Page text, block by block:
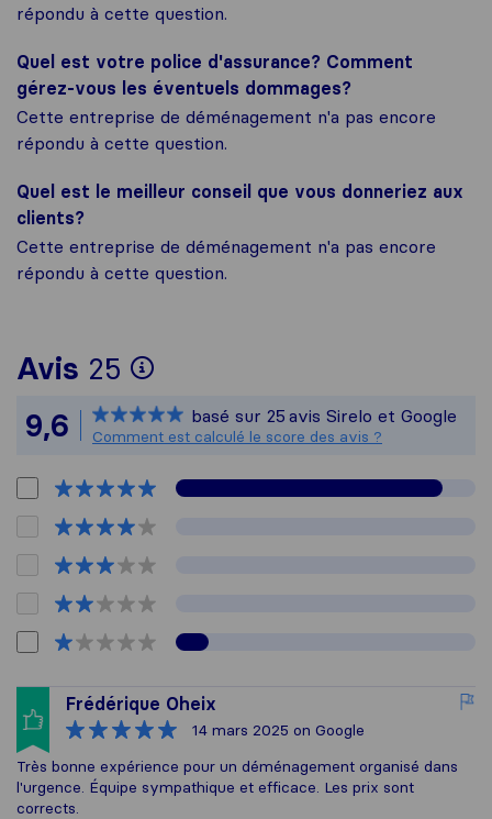
répondu à cette question.
Quel est votre police d'assurance? Comment
gérez-vous les éventuels dommages?
Cette entreprise de déménagement n'a pas encore
répondu à cette question.
Quel est le meilleur conseil que vous donneriez aux
clients?
Cette entreprise de déménagement n'a pas encore
répondu à cette question.
Avis 25
Pour vous donner une
Sirelo n'est pas
Tous les avis recueillis
9,6 basé sur 25 avis Sirelo et Google
Comment est calculé le score des avis ?
Frédérique Oheix
14 mars 2025 on Google
Très bonne expérience pour un déménagement organisé dans
l'urgence. Équipe sympathique et efficace. Les prix sont
corrects.